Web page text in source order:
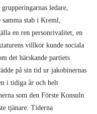
ledare,
samma stab i Kreml,
en ren personrivalitet, en
villkor kunde sociala
det härskande partiets
på sin tid ur jakobinernas
i tidiga år och helt
som den Förste Konsuln
tjänare. Tiderna